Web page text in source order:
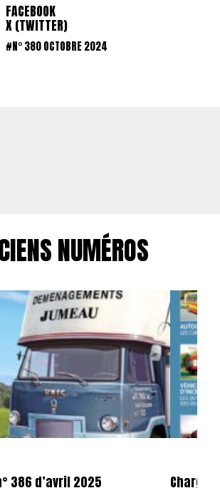
FACEBOOK
X (TWITTER)
#N° 380 OCTOBRE 2024
NUMÉROS
386 d’avril 2025
Charge